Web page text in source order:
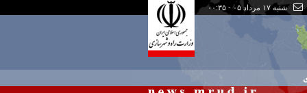
شنبه ۱۷ مرداد ۰۵ - ۰۰:۳۵